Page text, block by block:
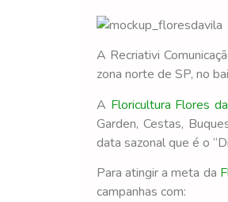
A Recriativi
zona norte de SP, no
A Floricultura Flores
Garden, Cestas,
data sazonal que é o
Para atingir a meta da
campanhas com: